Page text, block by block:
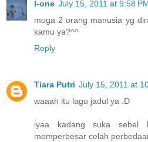
I-one July 15, 2011 at 9:58
moga 2 orang manusia yg
kamu ya?^^
Reply
Tiara Putri July 15, 2011 at
waaah itu lagu jadul ya :D
iyaa kadang suka sebel
memperbesar celah